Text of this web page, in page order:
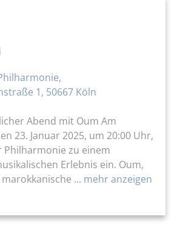
1, 50667 Köln
Abend mit Oum Am
23. Januar 2025, um 20:00 Uhr,
Philharmonie zu einem
Erlebnis ein. Oum,
... mehr anzeigen